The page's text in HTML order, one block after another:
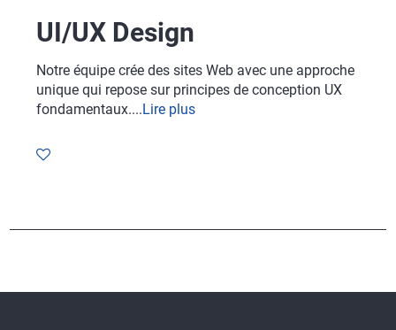
UI/UX Design
Notre équipe crée des sites Web avec une approche
unique qui repose sur principes de conception UX
fondamentaux....Lire plus